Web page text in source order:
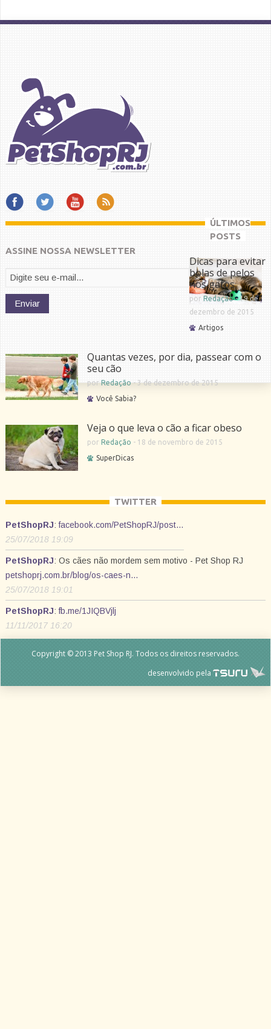
ASSINE NOSSA NEWSLETTER
ÚLTIMOS
POSTS
Dicas para evitar
bolas de pelos
nos gatos
por Redação-19 de
dezembro de 2015
Artigos
Quantas vezes, por dia, passear com o
seu cão
porRedação-3 de dezembro de 2015
Você Sabia?
Veja o que leva o cão a ficar obeso
por Redação - 18 de novembro de 2015
SuperDicas
TWITTER
PetShopRJ:facebook.com/PetShopRJ/post…
25/07/2018 19:09
PetShopRJ: Os cães não mordem sem motivo - Pet Shop RJ
petshoprj.com.br/blog/os-caes-n…
25/07/2018 19:01
PetShopRJ:fb.me/1JIQBVjlj
11/11/2017 16:20
Copyright © 2013 Pet Shop RJ. Todos os direitos reservados.
desenvolvido pela